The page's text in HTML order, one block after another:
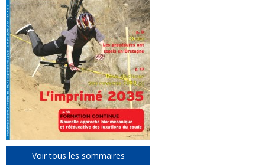
Voir tous les sommaires